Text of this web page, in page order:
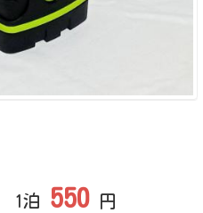
1泊 550円